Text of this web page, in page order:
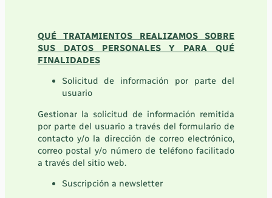
QUÉ TRATAMIENTOS REALIZAMOS SOBRE
SUS DATOS PERSONALES Y PARA QUÉ
FINALIDADES
Solicitud de información por parte del
usuario
Gestionar la solicitud de información remitida
por parte del usuario a través del formulario de
contacto y/o la dirección de correo electrónico,
correo postal y/o número de teléfono facilitado
a través del sitio web.
Suscripción a newsletter